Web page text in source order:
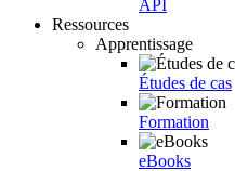
API
Ressources
Apprentissage
Études de cas
Formation
eBooks